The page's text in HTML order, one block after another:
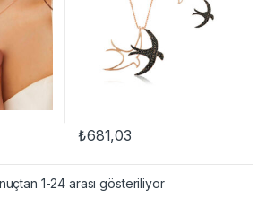
₺681,03
1-24 arası gösteriliyor